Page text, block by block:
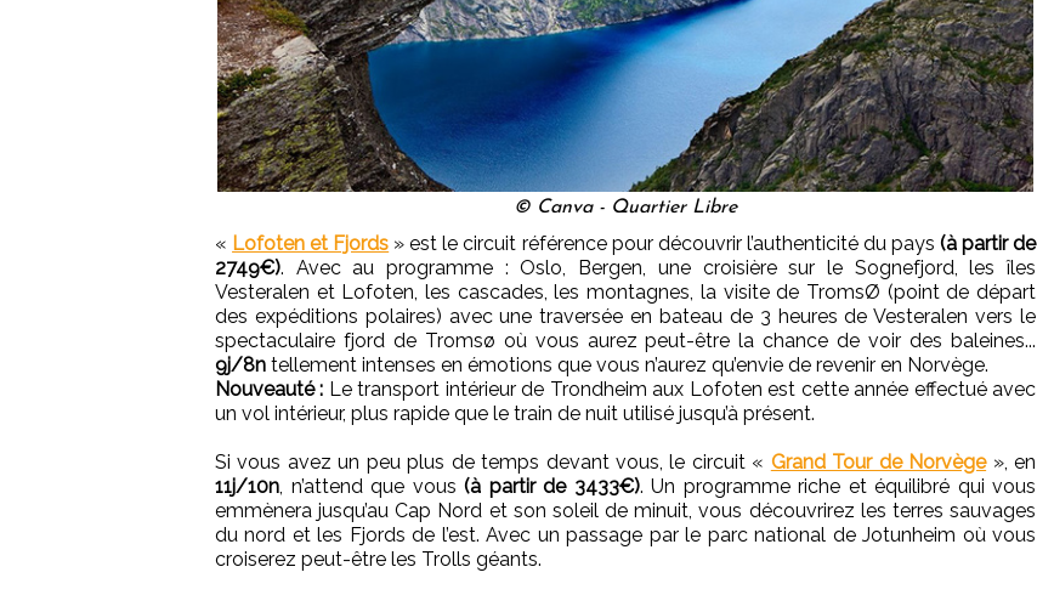
© Canva - Quartier Libre
« Lofoten et Fjords » est le circuit référence pour découvrir l’authenticité du pays (à partir de
2749€). Avec au programme : Oslo, Bergen, une croisière sur le Sognefjord, les îles
Vesteralen et Lofoten, les cascades, les montagnes, la visite de TromsØ (point de départ
des expéditions polaires) avec une traversée en bateau de 3 heures de Vesteralen vers le
spectaculaire fjord de Tromsø où vous aurez peut-être la chance de voir des baleines...
9j/8n tellement intenses en émotions que vous n’aurez qu’envie de revenir en Norvège.
Nouveauté : Le transport intérieur de Trondheim aux Lofoten est cette année effectué avec
un vol intérieur, plus rapide que le train de nuit utilisé jusqu’à présent.
Si vous avez un peu plus de temps devant vous, le circuit « Grand Tour de Norvège», en
11j/10n, n’attend que vous (à partir de 3433€). Un programme riche et équilibré qui vous
emmènera jusqu’au Cap Nord et son soleil de minuit, vous découvrirez les terres sauvages
du nord et les Fjords de l’est. Avec un passage par le parc national de Jotunheim où vous
croiserez peut-être les Trolls géants.